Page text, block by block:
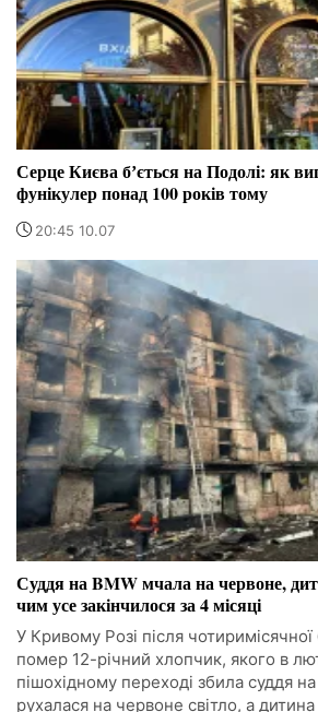
Серце Києва бʼється на Подолі: як
фунікулер понад 100 років тому
20:45 10.07
Суддя на BMW мчала на червоне,
чим усе закінчилося за 4 місяці
У Кривому Розі після
помер 12-річний хлопчик, якого в
пішохідному переході збила суддя
рухалася на червоне світло, а